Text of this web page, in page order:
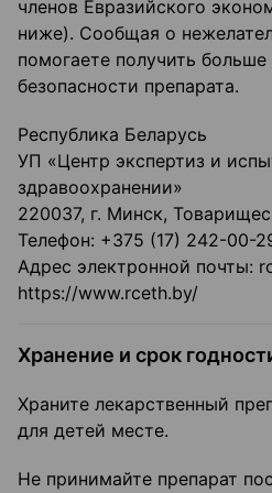
членов Евразийского
ниже). Сообщая о
помогаете получить
безопасности препарата.
Республика Беларусь
УП «Центр экспертиз и
здравоохранении»
220037, г. Минск,
Телефон: +375 (17) 242-00-
Адрес электронной почты:
https://www.rceth.by/
Хранение и срок
Храните лекарственный
для детей месте.
Не принимайте препарат